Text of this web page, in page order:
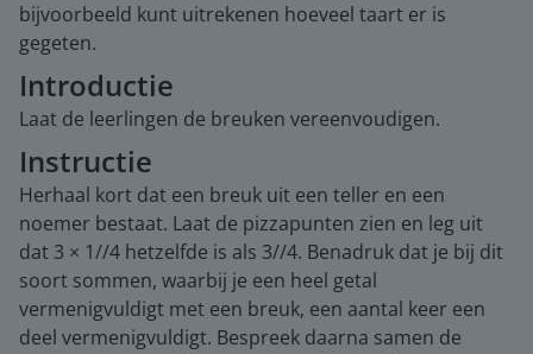
bijvoorbeeld kunt uitrekenen hoeveel taart er is
gegeten.
Introductie
Laat de leerlingen de breuken vereenvoudigen.
Instructie
Herhaal kort dat een breuk uit een teller en een
noemer bestaat. Laat de pizzapunten zien en leg uit
dat 3 × 1//4 hetzelfde is als 3//4. Benadruk dat je bij dit
soort sommen, waarbij je een heel getal
vermenigvuldigt met een breuk, een aantal keer een
deel vermenigvuldigt. Bespreek daarna samen de